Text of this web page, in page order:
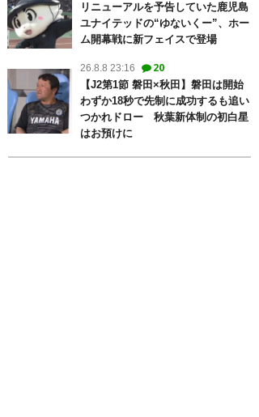
リニューアルを予告していた鹿児島
ユナイテッドの“ゆないくー”、ホー
ム開幕戦に新フェイスで登場
26.8.8 23:16 20
【J2第1節 磐田×秋田】磐田は開始
わずか18秒で先制に成功するも追い
つかれドロー 秋葉新体制の初白星
はお預けに